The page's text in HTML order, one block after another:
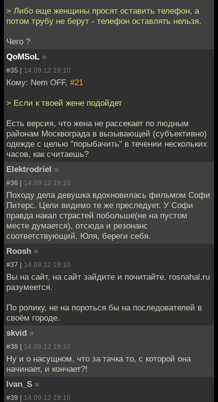
> Либо еще женщины просят оставить телефон, а
потом трубу не берут - телефон оставлять нельзя.
Чего ?
QoMSoL »
#35 | 14.09.12 19:10
Кому: Nem OFF, #21
> Если к твоей жене подойдет
Есть версия, что жена не рассекает по людным
районам Москвограда в вызывающей (субъективно)
одежде с целью "порыбачить" в течении нескольких
часов, как считаешь?
Elektrodriel »
#36 | 14.09.12 19:10
Походу дела девушка вдохновилась фильмом Софи
Питерс. Цели видимо те же преследует. У Софи
правда накал страстей побольше(не на пустом
месте думается), отсюда и резонанс
соответствующий. Юля, береги себя.
Roosh »
#37 | 14.09.12 19:10
Вы на сайт, на сайт зайдите и почитайте. rosnahal.ru
разумеется.
По ролику, не на пороться бы на последователей в
своём городе.
skvid »
#38 | 14.09.12 19:10
Ну и о насущном, что за тачка то, с которой она
начинает, и кончает?!
Ivan_S »
#39 | 14.09.12 19:10